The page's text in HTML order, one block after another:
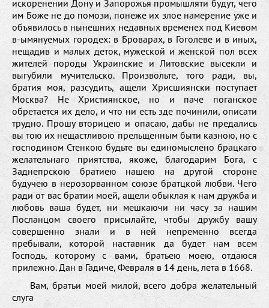
искоренении Дону и Запорожья промышляти будут, чего
им Боже не до помози, понеже их злое намерение уже и
объявилось в нынешних недавных временех под Киевом
в-ымянуемых городех: в Броварах, в Гоголеве и в иных,
нещадив и малых деток, мужеской и женской пол всех
жителей породы Украинские и Литовские высекли и
выгубили мучительско. Произвольте, того ради, вы,
братия моя, разсудить, ащели Хрисшиянски поступает
Москва? Не Християнское, но и паче поганское
обретается их дело, и что ни есть зде починили, описати
трудно. Прошу вторицею и опасаю, дабы не предались
вы тою их нещастливою прельщенным быти казною, но с
господином Стенкою будьте вы единомыслено брацкаго
желательнаго приятства, якоже, благодарим Бога, с
Заднепрскою братиею нашею на другой стороне
будучею в нерозорванном союзе братцкой любви. Чего
ради от вас братии моей, ащели обыклая к нам дружба и
любовь ваша будет, ни мешкаючи ни часу за нашим
Посланцом своего присылайте, чтобы дружбу вашу
совершенно знали и в ней непременно всегда
пребывали, которой наставник да будет нам всем
Господь, которому с вами, братьею моею, отдаюся
прилежно. Дан в Гадиче, Февраля в 14 день, лета в 1668.
Вам, братьи моей милой, всего добра желательный
слуга